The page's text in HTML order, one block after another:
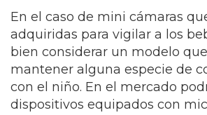
En el caso de mini cámaras
adquiridas para vigilar a los
bien considerar un modelo
mantener alguna especie de
con el niño. En el mercado
dispositivos equipados con